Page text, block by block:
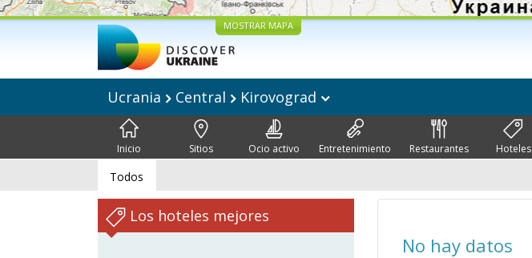
MOSTRAR MAPA
Ucrania Central Kirovograd
Inicio Sitios Ocio activo Entretenimiento Restaurantes Hoteles
Todos
Los hoteles mejores
No hay datos